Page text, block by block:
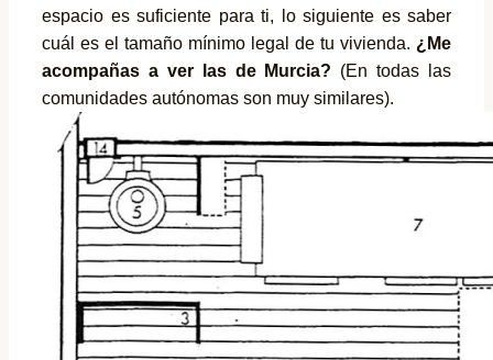
espacio es suficiente para ti, lo siguiente es saber
cuál es el tamaño mínimo legal de tu vivienda. ¿Me
acompañas a ver las de Murcia? (En todas las
comunidades autónomas son muy similares).